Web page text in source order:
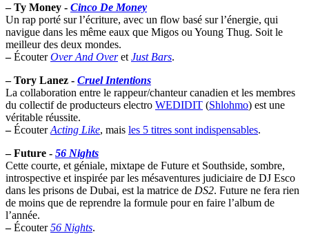
– Ty Money - Cinco De Money
Un rap porté sur l’écriture, avec un flow basé sur l’énergie, qui
navigue dans les même eaux que Migos ou Young Thug. Soit le
meilleur des deux mondes.
–ÉcouterOver And Overet Just Bars.
– Tory Lanez - Cruel Intentions
La collaboration entre le rappeur/chanteur canadien et les membres
du collectif de producteurs electro WEDIDIT (Shlohmo) est une
véritable réussite.
–ÉcouterActing Like, mais les 5 titres sont indispensables.
– Future - 56 Nights
Cette courte, et géniale, mixtape de Future et Southside, sombre,
introspective et inspirée par les mésaventures judiciaire de DJ Esco
dans les prisons de Dubai, est la matrice de DS2. Future ne fera rien
de moins que de reprendre la formule pour en faire l’album de
l’année.
–Écouter56 Nights.